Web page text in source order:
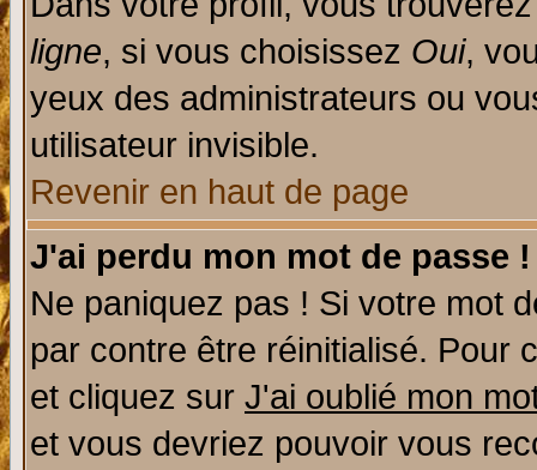
ligne, si vous choisissez Oui,
yeux des administrateurs ou
utilisateur invisible.
Revenir en haut de page
J'ai perdu mon mot de passe !
Ne paniquez pas ! Si votre mot
par contre être réinitialisé. Pour
et cliquez sur J'ai oublié mon
et vous devriez pouvoir vous